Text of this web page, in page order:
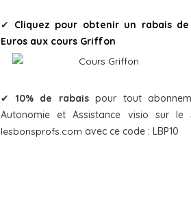
✔ Cliquez pour obtenir un rabais
Euros aux cours Griffon
✔ 10% de rabaispour tout
Autonomie et Assistance visio sur le
lesbonsprofs.com avec ce code : LBP10